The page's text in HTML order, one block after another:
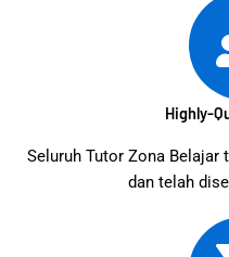
Highly-
Seluruh Tutor Zona
dan telah